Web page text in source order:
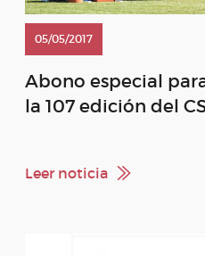
05/05/2017
Abono especial
la 107 edición del
Leer noticia